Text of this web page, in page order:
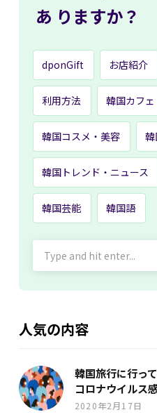
あ りますか？
dponGift お店紹介
利用方法 韓国カフェ
韓国コスメ・美容
韓国トレンド・ニュース
韓国芸能 韓国語
人気の内容
韓国旅行に行っ
コロナウイルス
2020年2月17日